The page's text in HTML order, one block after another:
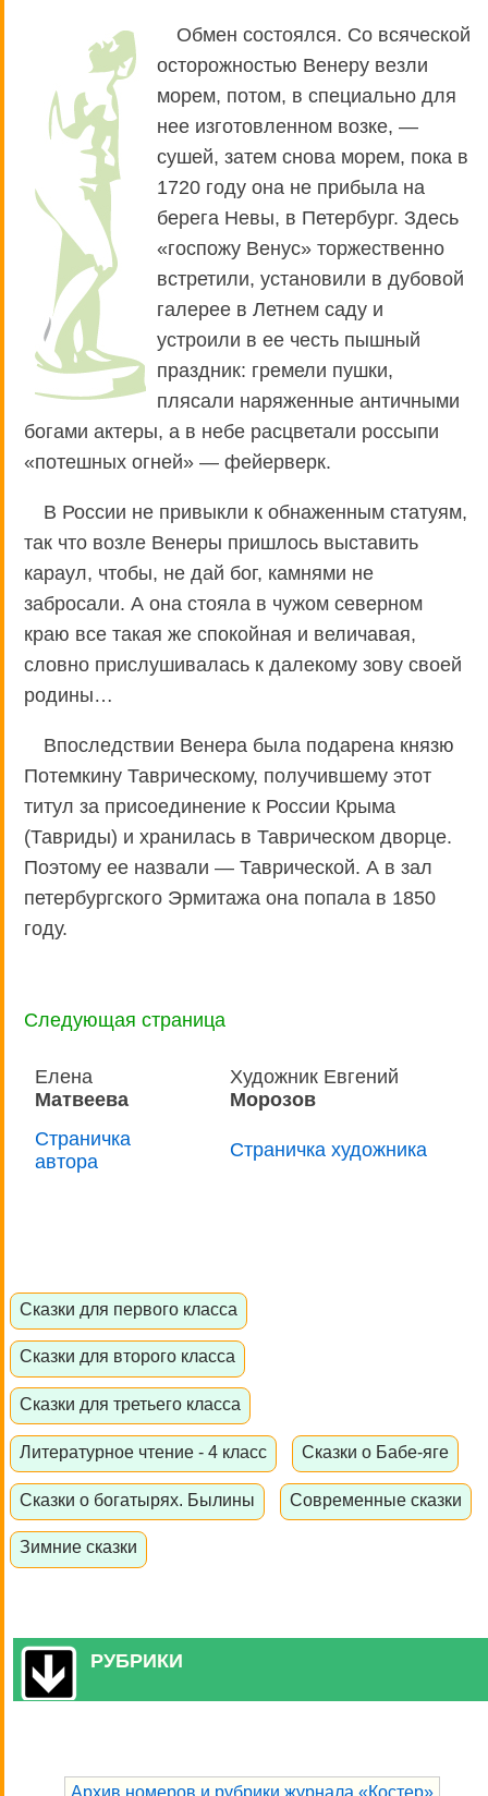
Обмен состоялся. Со всяческой
осторожностью Венеру везли
морем, потом, в специально для
нее изготовленном возке, —
сушей, затем снова морем, пока в
1720 году она не прибыла на
берега Невы, в Петербург. Здесь
«госпожу Венус» торжественно
встретили, установили в дубовой
галерее в Летнем саду и
устроили в ее честь пышный
праздник: гремели пушки,
плясали наряженные античными
богами актеры, а в небе расцветали россыпи
«потешных огней» — фейерверк.
В России не привыкли к обнаженным статуям,
так что возле Венеры пришлось выставить
караул, чтобы, не дай бог, камнями не
забросали. А она стояла в чужом северном
краю все такая же спокойная и величавая,
словно прислушивалась к далекому зову своей
родины…
Впоследствии Венера была подарена князю
Потемкину Таврическому, получившему этот
титул за присоединение к России Крыма
(Тавриды) и хранилась в Таврическом дворце.
Поэтому ее назвали — Таврической. А в зал
петербургского Эрмитажа она попала в 1850
году.
Следующая страница
Елена
Матвеева
Художник Евгений
Морозов
Страничка
автора
Страничка художника
Сказки для первого класса
Сказки для второго класса
Сказки для третьего класса
Литературное чтение - 4 класс Сказки о Бабе-яге
Сказки о богатырях. Былины Современные сказки
Зимние сказки
РУБРИКИ
Архив номеров и рубрики журнала «Костер»